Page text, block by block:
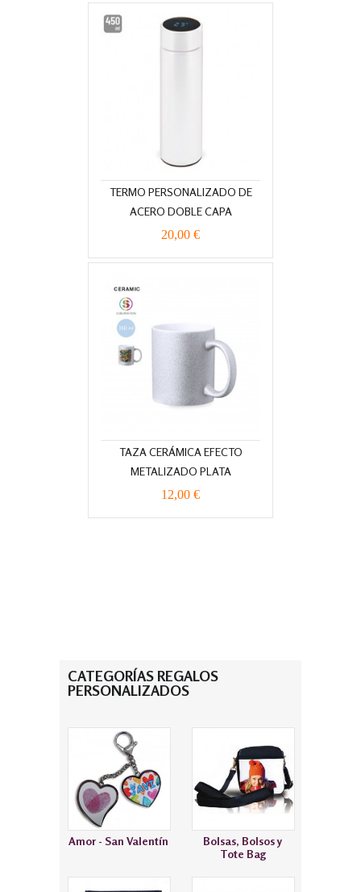
TERMO PERSONALIZADO DE
ACERO DOBLE CAPA
20,00 €
TAZA CERÁMICA EFECTO
METALIZADO PLATA
12,00 €
CATEGORÍAS REGALOS
PERSONALIZADOS
Amor - San Valentín
Bolsas, Bolsos y
Tote Bag